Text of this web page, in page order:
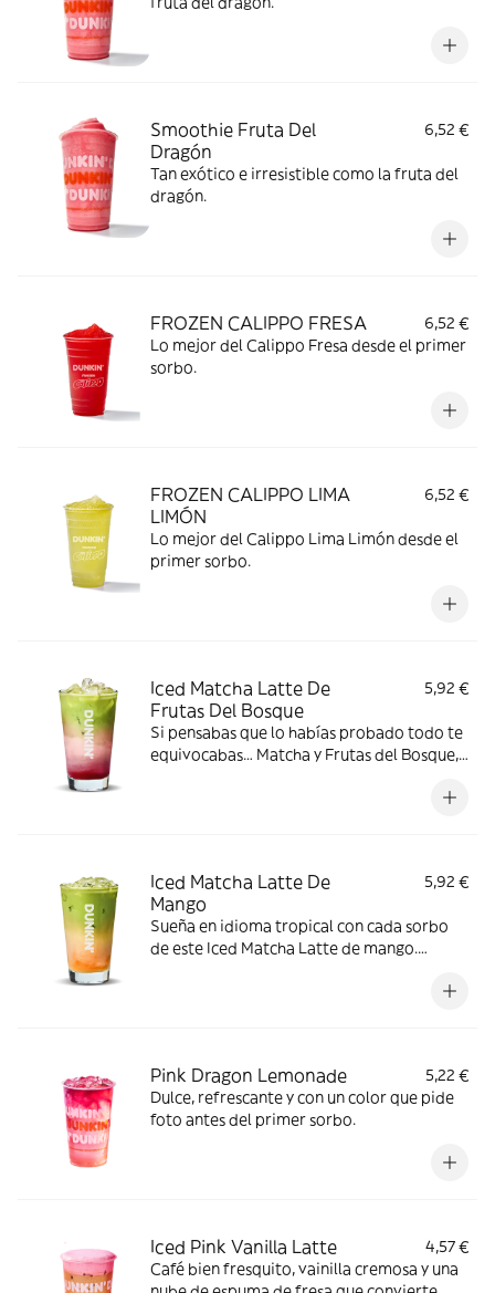
Smoothie Fruta Del
Dragón
6,52 €
Tan exótico e irresistible como la fruta del
dragón.
FROZEN CALIPPO FRESA
6,52 €
Lo mejor del Calippo Fresa desde el primer
sorbo.
FROZEN CALIPPO LIMA
LIMÓN
6,52 €
Lo mejor del Calippo Lima Limón desde el
primer sorbo.
Iced Matcha Latte De
Frutas Del Bosque
5,92 €
Si pensabas que lo habías probado todo te
equivocabas… Matcha y Frutas del Bosque,
Iced Matcha Latte De
Mango
5,92 €
Sueña en idioma tropical con cada sorbo
de este Iced Matcha Latte de mango.
Pink Dragon Lemonade
5,22 €
Dulce, refrescante y con un color que pide
foto antes del primer sorbo.
Iced Pink Vanilla Latte
4,57 €
Café bien fresquito, vainilla cremosa y una